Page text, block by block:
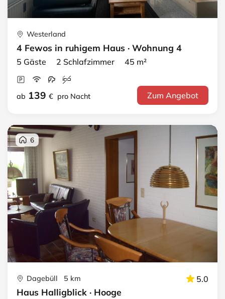
Westerland
4 Fewos in ruhigem Haus · Wohnung 4
5 Gäste 2 Schlafzimmer 45 m²
ab 139 € pro Nacht Zum Angebot
6
Dagebüll 5 km 5.0
Haus Halligblick · Hooge